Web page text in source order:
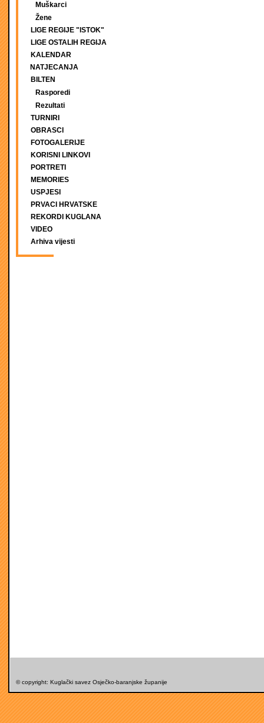
Muškarci
Žene
LIGE REGIJE "ISTOK"
LIGE OSTALIH REGIJA
KALENDAR
NATJECANJA
BILTEN
Rasporedi
Rezultati
TURNIRI
OBRASCI
FOTOGALERIJE
KORISNI LINKOVI
PORTRETI
MEMORIES
USPJESI
PRVACI HRVATSKE
REKORDI KUGLANA
VIDEO
Arhiva vijesti
© copyright: Kuglački savez Osječko-baranjske županije